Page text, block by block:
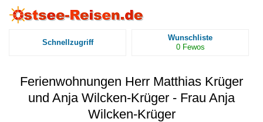
Schnellzugriff
Wunschliste
0 Fewos
Ferienwohnungen Herr Matthias Krüger
und Anja Wilcken-Krüger - Frau Anja
Wilcken-Krüger